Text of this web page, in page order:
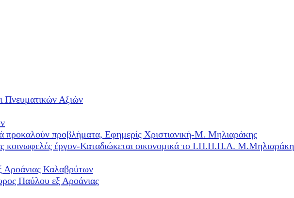
Αξιών
προκαλούν προβλήματα, Εφημερίς Χριστιανική-Μ. Μηλιαράκης
κοινωφελές έργον-Καταδιώκεται οικονομικά το Ι.Π.Η.Π.Α. Μ.Μηλιαράκη
Αροάνιας Καλαβρύτων
Παύλου εξ Αροάνιας